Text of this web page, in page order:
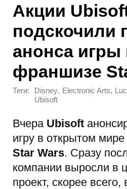
Акции
подскочили
анонса игры
франшизе
Теги: Disney, Electronic Arts,
Ubisoft
Вчера Ubisoft
игру в открытом
Star Wars. Сразу
компании выросли в
проект, скорее